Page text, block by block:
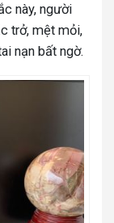
này, người
trở, mệt mỏi,
nạn bất ngờ.